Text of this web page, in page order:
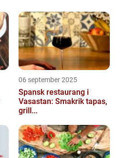
06 september 2025
Spansk restaurang i
Vasastan: Smakrik tapas,
grill...